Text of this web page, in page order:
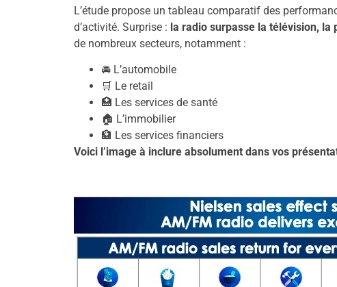
L’étude propose un tableau comparatif des
d’activité. Surprise : la radio surpasse la télévision, la
de nombreux secteurs, notamment :
🚘 L’automobile
🛒 Le retail
🏥 Les services de santé
🏠 L’immobilier
🏦 Les services financiers
Voici l’image à inclure absolument dans vos